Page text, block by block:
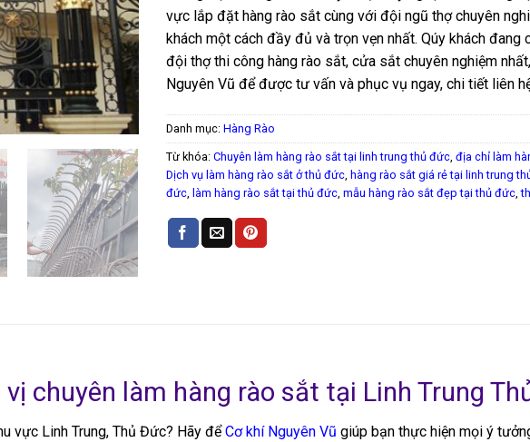
vực lắp đặt hàng rào sắt cùng với đội ngũ thợ chuyên
khách một cách đầy đủ và trọn vẹn nhất. Qúy khách đang
đội thợ thi công hàng rào sắt, cửa sắt chuyên nghiệm
Nguyên Vũ để được tư vấn và phục vụ ngay, chi tiết liên
Danh mục: Hàng Rào
Từ khóa: Chuyên làm hàng rào sắt tại linh trung thủ đức địa chỉ làm
Dịch vụ làm hàng rào sắt ở thủ đức hàng rào sắt giá rẻ tại linh trung
đức làm hàng rào sắt tại thủ đức mẫu hàng rào sắt đẹp tại thủ đức ,
chuyên làm hàng rào sắt tại Linh Trung
vực Linh Trung, Thủ Đức? Hãy đểCơ khí Nguyên Vũ giúp bạn thực hiện mọi ý